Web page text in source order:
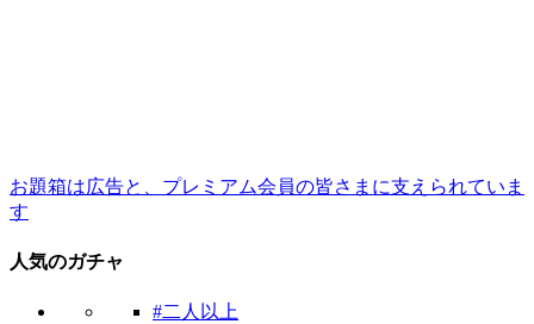
お題箱は広告と、プレミアム会員の皆さまに支えられていま
す
人気のガチャ
#二人以上